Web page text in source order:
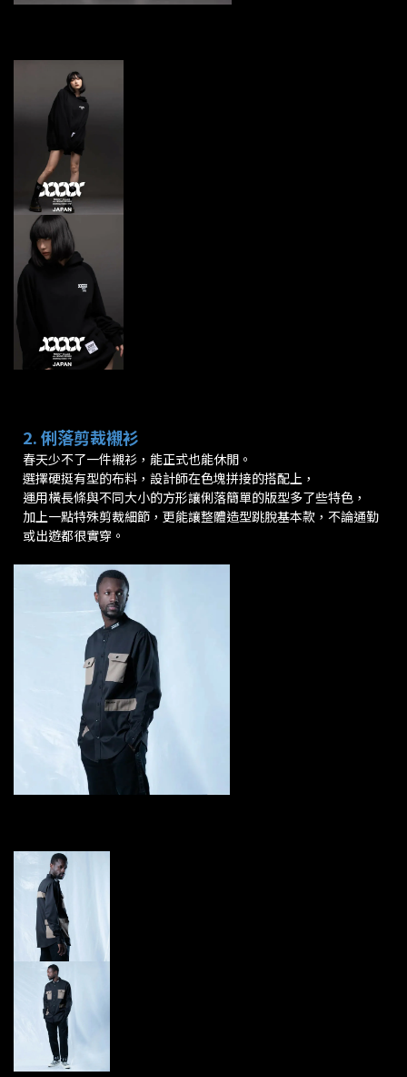
2. 俐落剪裁襯衫
春天少不了一件襯衫，能正式也能休閒。
選擇硬挺有型的布料，設計師在色塊拼接的搭配上，
運用橫長條與不同大小的方形讓俐落簡單的版型多了些特色，
加上一點特殊剪裁細節，更能讓整體造型跳脫基本款，不論通勤
或出遊都很實穿。